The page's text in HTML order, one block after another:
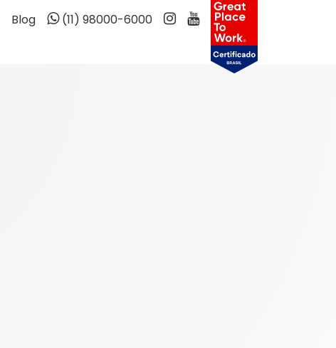
Blog (11) 98000-6000